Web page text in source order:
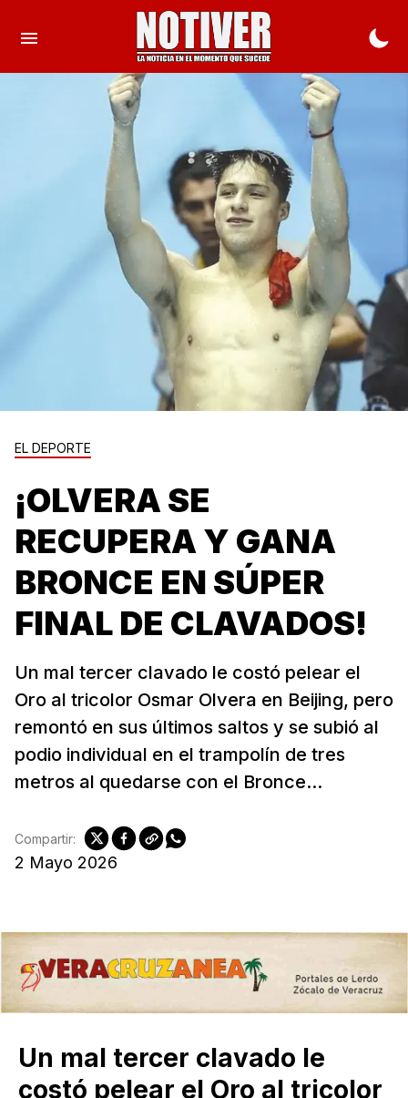
EL DEPORTE
¡OLVERA SE
RECUPERA Y GANA
BRONCE EN SÚPER
FINAL DE CLAVADOS!
Un mal tercer clavado le costó pelear el
Oro al tricolor Osmar Olvera en Beijing, pero
remontó en sus últimos saltos y se subió al
podio individual en el trampolín de tres
metros al quedarse con el Bronce...
2 Mayo 2026
Compartir:
Un mal tercer clavado le
costó pelear el Oro al tricolor